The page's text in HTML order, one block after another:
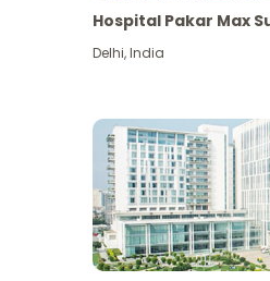
Hospital Pakar Max
Delhi,India